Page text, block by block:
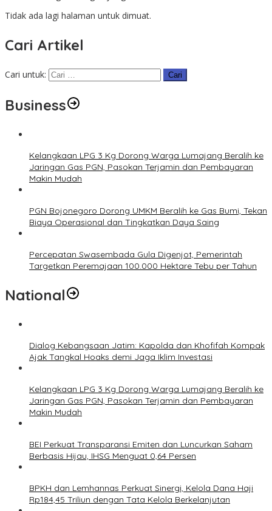
Tidak ada lagi halaman untuk dimuat.
Cari Artikel
Cari untuk:
Business
Kelangkaan LPG 3 Kg Dorong Warga Lumajang Beralih ke
Jaringan Gas PGN, Pasokan Terjamin dan Pembayaran
Makin Mudah
PGN Bojonegoro Dorong UMKM Beralih ke Gas Bumi, Tekan
Biaya Operasional dan Tingkatkan Daya Saing
Percepatan Swasembada Gula Digenjot, Pemerintah
Targetkan Peremajaan 100.000 Hektare Tebu per Tahun
National
Dialog Kebangsaan Jatim: Kapolda dan Khofifah Kompak
Ajak Tangkal Hoaks demi Jaga Iklim Investasi
Kelangkaan LPG 3 Kg Dorong Warga Lumajang Beralih ke
Jaringan Gas PGN, Pasokan Terjamin dan Pembayaran
Makin Mudah
BEI Perkuat Transparansi Emiten dan Luncurkan Saham
Berbasis Hijau, IHSG Menguat 0,64 Persen
BPKH dan Lemhannas Perkuat Sinergi, Kelola Dana Haji
Rp184,45 Triliun dengan Tata Kelola Berkelanjutan